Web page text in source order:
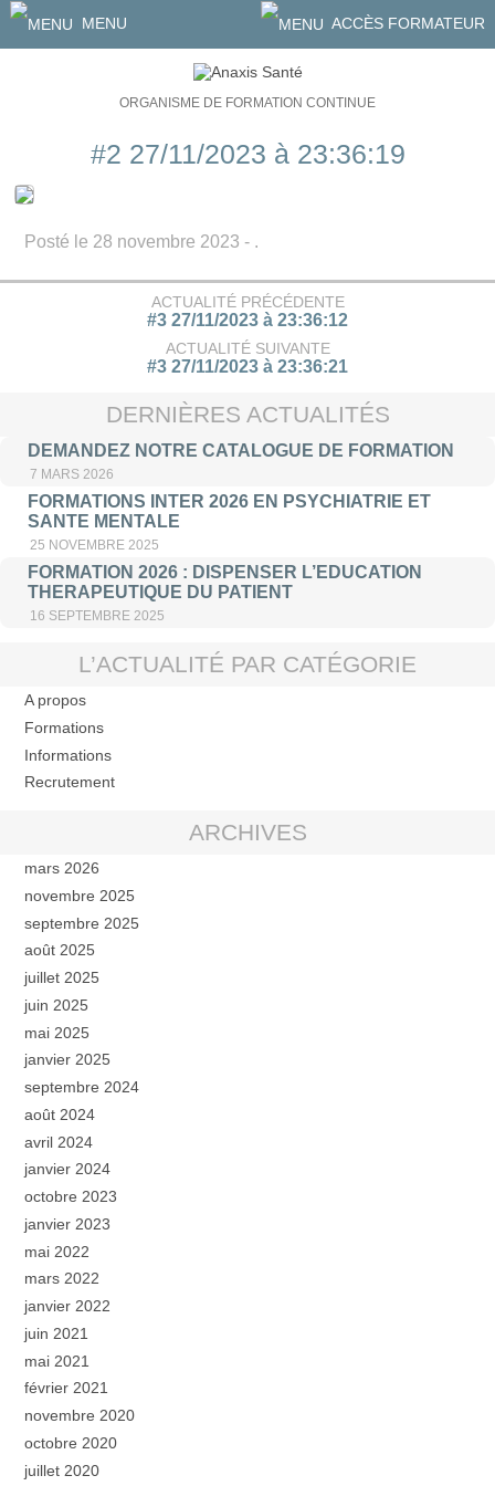
MENU ACCÈS FORMATEUR
ORGANISME DE FORMATION CONTINUE
#2 27/11/2023 à 23:36:19
Posté le 28 novembre 2023 - .
ACTUALITÉ PRÉCÉDENTE
#3 27/11/2023 à 23:36:12
ACTUALITÉ SUIVANTE
#3 27/11/2023 à 23:36:21
DERNIÈRES ACTUALITÉS
DEMANDEZ NOTRE CATALOGUE DE FORMATION
7 MARS 2026
FORMATIONS INTER 2026 EN PSYCHIATRIE ET
SANTE MENTALE
25 NOVEMBRE 2025
FORMATION 2026 : DISPENSER L’EDUCATION
THERAPEUTIQUE DU PATIENT
16 SEPTEMBRE 2025
L’ACTUALITÉ PAR CATÉGORIE
A propos
Formations
Informations
Recrutement
ARCHIVES
mars 2026
novembre 2025
septembre 2025
août 2025
juillet 2025
juin 2025
mai 2025
janvier 2025
septembre 2024
août 2024
avril 2024
janvier 2024
octobre 2023
janvier 2023
mai 2022
mars 2022
janvier 2022
juin 2021
mai 2021
février 2021
novembre 2020
octobre 2020
juillet 2020